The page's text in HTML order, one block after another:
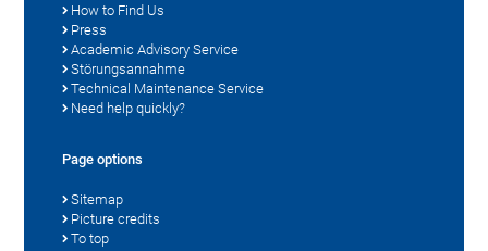
How to Find Us
Press
Academic Advisory Service
Störungsannahme
Technical Maintenance Service
Need help quickly?
Page options
Sitemap
Picture credits
To top